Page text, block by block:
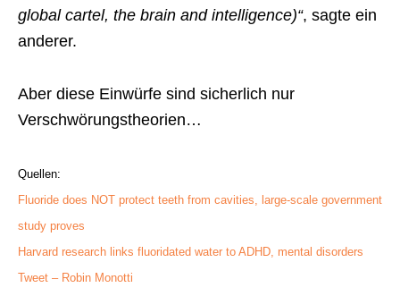
global cartel, the brain and intelligence)“, sagte ein
anderer.
Aber diese Einwürfe sind sicherlich nur
Verschwörungstheorien…
Quellen:
Fluoride does NOT protect teeth from cavities, large-scale government
study proves
Harvard research links fluoridated water to ADHD, mental disorders
Tweet – Robin Monotti